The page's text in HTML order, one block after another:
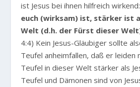
ist Jesus bei ihnen hilfreich wirkend:
euch (wirksam) ist, stärker ist
Welt (d.h. der Fürst dieser
4:4) Kein Jesus-Gläubiger sollte
Teufel anheimfallen, daß er leiden
Teufel in dieser Welt stärker als
Teufel und Dämonen sind von